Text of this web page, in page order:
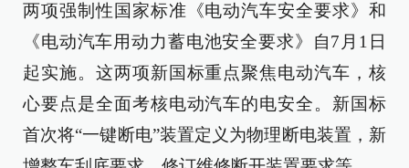
两项强制性国家标准《电动汽车安全要求》和
《电动汽车用动力蓄电池安全要求》自7月1日
起实施。这两项新国标重点聚焦电动汽车，核
心要点是全面考核电动汽车的电安全。新国标
首次将“一键断电”装置定义为物理断电装置，新